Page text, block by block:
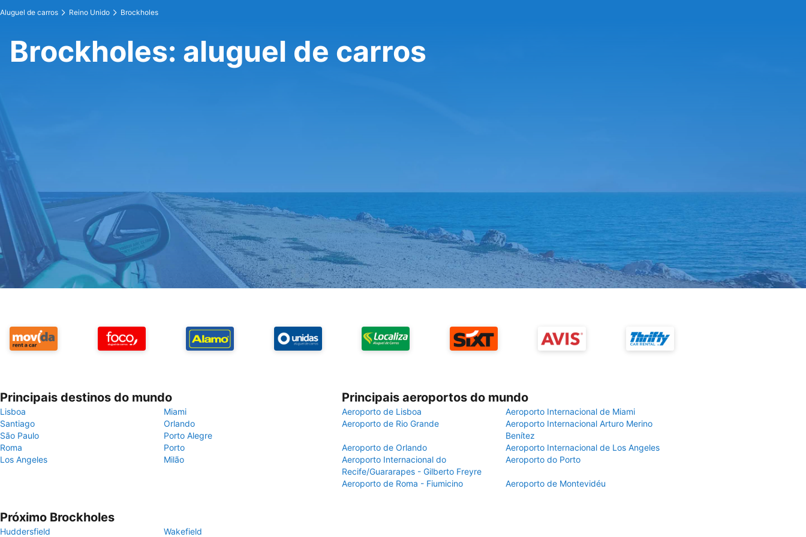
Aluguel de carros Reino Unido Brockholes
Brockholes: aluguel de carros
Principais destinos do mundo
Lisboa
Miami
Santiago
Orlando
São Paulo
Porto Alegre
Roma
Porto
Los Angeles
Milão
Principais aeroportos do mundo
Aeroporto de Lisboa
Aeroporto Internacional de Miami
Aeroporto de Rio Grande
Aeroporto Internacional Arturo Merino
Benítez
Aeroporto de Orlando
Aeroporto Internacional de Los Angeles
Aeroporto Internacional do
Recife/Guararapes - Gilberto Freyre
Aeroporto do Porto
Aeroporto de Roma - Fiumicino Aeroporto de Montevidéu
Próximo Brockholes
Huddersfield Wakefield